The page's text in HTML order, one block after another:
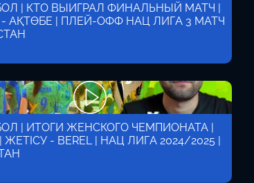
| КТО ВЫИГРАЛ ФИНАЛЬНЫЙ МАТЧ |
АҚТӨБЕ | ПЛЕЙ-ОФФ НАЦ ЛИГА 3 МАТЧ
| ИТОГИ ЖЕНСКОГО ЧЕМПИОНАТА |
- BEREL | НАЦ ЛИГА 2024/2025 |